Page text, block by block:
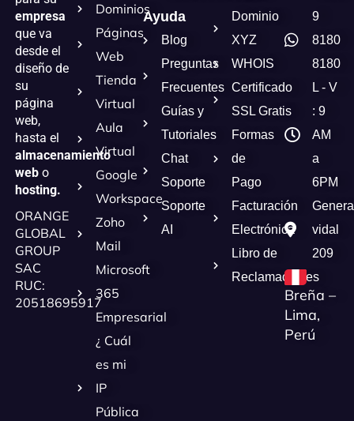
empresa
que va
desde el
diseño de
su
página
web,
hasta el
almacenamiento
webo
hosting.
ORANGE
GLOBAL
GROUP
SAC
RUC:
20518695917
Dominios
Páginas
Web
Tienda
Virtual
Aula
Virtual
Google
Workspace
Zoho
Mail
Microsoft
365
Empresarial
¿ Cuál
es mi
IP
Pública
Ayuda
Blog
Preguntas
Frecuentes
Guías y
Tutoriales
Chat
Soporte
Soporte
AI
Dominio
XYZ
WHOIS
Certificado
SSL Gratis
Formas
de
Pago
Facturación
Electrónica
Libro de
Reclamaciones
9
8180
8180
L - V
: 9
AM
a
6PM
vidal
209
Breña –
Lima,
Perú